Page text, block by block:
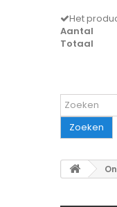
Het
Aantal
Totaal
Zoeken